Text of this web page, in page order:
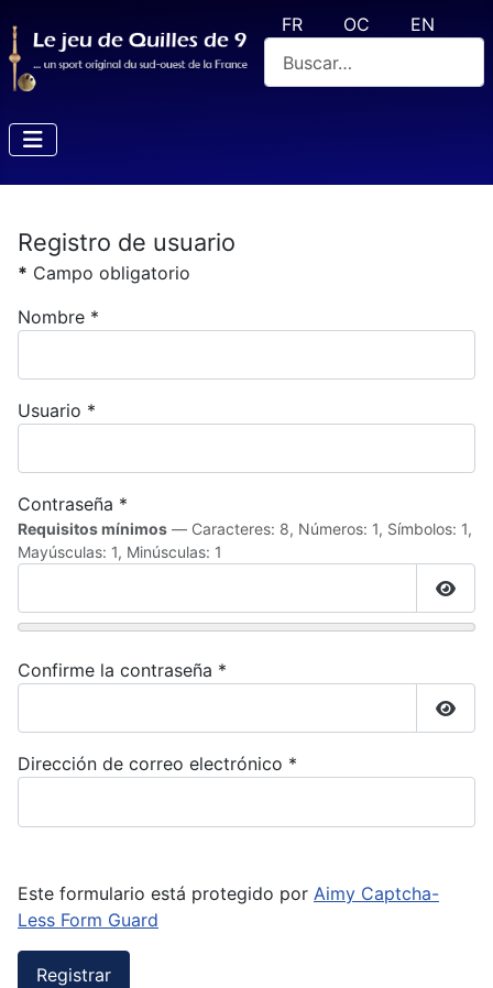
Seleccione su idioma
FR OC
EN
Registro de usuario
* Campo obligatorio
Nombre *
Usuario *
Contraseña *
Requisitos mínimos — Caracteres: 8, Números: 1, Símbolos: 1,
Mayúsculas: 1, Minúsculas: 1
Confirme la contraseña *
Dirección de correo electrónico *
Este formulario está protegido por Aimy Captcha-
Less Form Guard
Registrar